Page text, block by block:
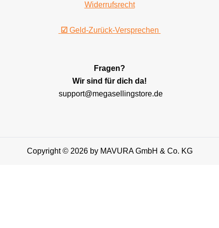
Widerrufsrecht
☑ Geld-Zurück-Versprechen
Fragen?
Wir sind für dich da!
support@megasellingstore.de
Copyright © 2026 by MAVURA GmbH & Co. KG